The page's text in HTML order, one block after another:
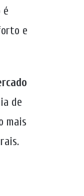
é
e
de
mais